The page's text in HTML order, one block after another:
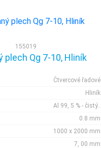
155019
plech Qg 7-10, Hliník
Čtvercové řadové
Hliník
Al 99, 5 % - čistý..
0.8 mm
1000 x 2000 mm
7, 00 mm